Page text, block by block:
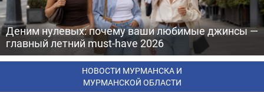
Деним нулевых: почему ваши любимые джинсы —
главный летний must-have 2026
НОВОСТИ МУРМАНСКА И
МУРМАНСКОЙ ОБЛАСТИ